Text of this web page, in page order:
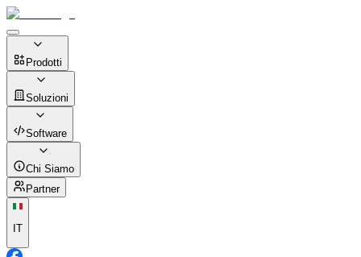
Prodotti
Soluzioni
Software
Chi Siamo
Partner
IT